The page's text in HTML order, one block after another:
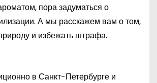
пора задуматься о
А мы расскажем вам о том,
и избежать штрафа.
в Санкт-Петербурге и